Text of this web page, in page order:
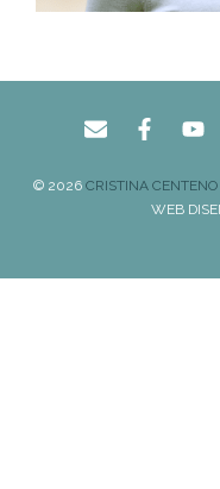
© 2026 CRISTINA CENTENO
WEB